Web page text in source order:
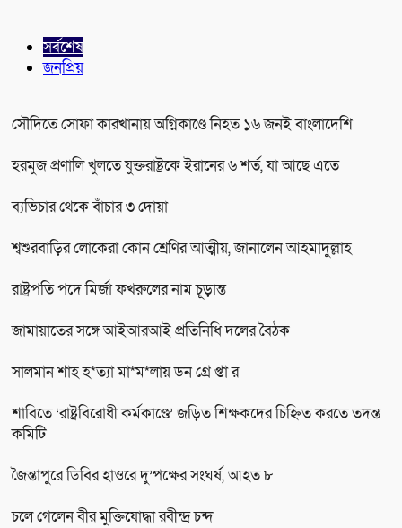
সর্বশেষ
জনপ্রিয়
সৌদিতে সোফা কারখানায় অগ্নিকাণ্ডে নিহত ১৬ জনই বাংলাদেশি
হরমুজ প্রণালি খুলতে যুক্তরাষ্ট্রকে ইরানের ৬ শর্ত, যা আছে এতে
ব্যভিচার থেকে বাঁচার ৩ দোয়া
শ্বশুরবাড়ির লোকেরা কোন শ্রেণির আত্মীয়, জানালেন আহমাদুল্লাহ
রাষ্ট্রপতি পদে মির্জা ফখরুলের নাম চূড়ান্ত
জামায়াতের সঙ্গে আইআরআই প্রতিনিধি দলের বৈঠক
সালমান শাহ হ*ত্যা মা*ম*লায় ডন গ্রে প্তা র
শাবিতে ‘রাষ্ট্রবিরোধী কর্মকাণ্ডে’ জড়িত শিক্ষকদের চিহ্নিত করতে তদন্ত
কমিটি
জৈন্তাপুরে ডিবির হাওরে দু’পক্ষের সংঘর্ষ, আহত ৮
চলে গেলেন বীর মুক্তিযোদ্ধা রবীন্দ্র চন্দ